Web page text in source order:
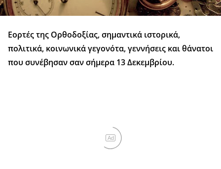
Εορτές της Ορθοδοξίας, σημαντικά ιστορικά,
πολιτικά, κοινωνικά γεγονότα, γεννήσεις και θάνατοι
που συνέβησαν σαν σήμερα 13 Δεκεμβρίου.
Ad